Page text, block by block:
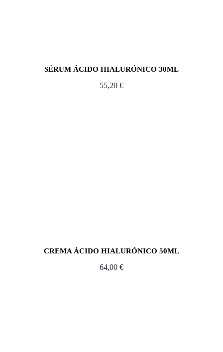
SÉRUM ÁCIDO HIALURÓNICO 30ML
55,20 €
CREMA ÁCIDO HIALURÓNICO 50ML
64,00 €